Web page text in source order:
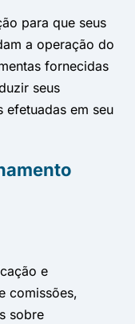
para que seus
a operação do
fornecidas
seus
efetuadas em seu
e
comissões,
sobre